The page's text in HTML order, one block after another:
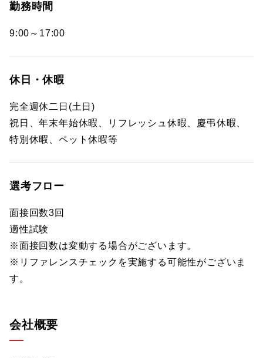
勤務時間
9:00～17:00
休日・休暇
完全週休二日(土日)
祝日、年末年始休暇、リフレッシュ休暇、慶弔休暇、
特別休暇、ペット休暇等
選考フロー
面接回数3回
適性試験
※面接回数は変動する場合がございます。
※リファレンスチェックを実施する可能性がございま
す。
会社概要